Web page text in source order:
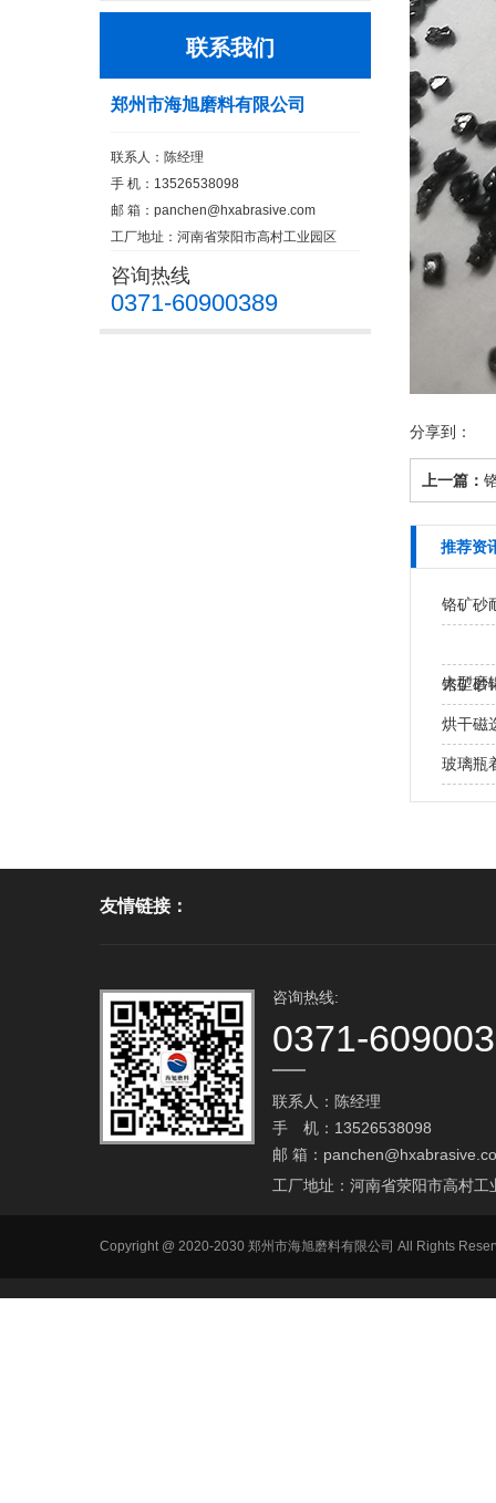
联系我们
郑州市海旭磨料有限公司
联系人：陈经理
手 机：13526538098
邮 箱： panchen@hxabrasive.com
工厂地址：河南省荥阳市高村工业园区
咨询热线
0371-60900389
分享到：
上一篇：
推荐资
铬矿砂
大型磨
处？
铬矿砂
烘干磁
玻璃瓶
友情链接：
咨询热线:
0371-
联系人：陈经理
手 机：13526538098
邮 箱：
工厂地址：河南省荥阳市高村工
Copyright @ 2020-2030 郑州市海旭磨料有限公司 All Rights